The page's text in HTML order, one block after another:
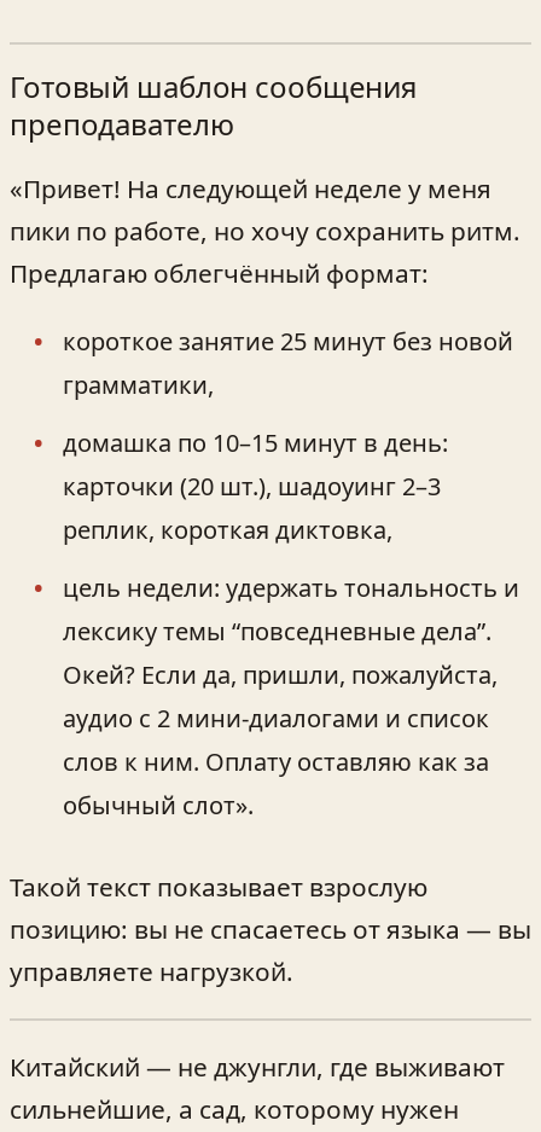
Готовый шаблон сообщения
преподавателю
«Привет! На следующей неделе у меня
пики по работе, но хочу сохранить ритм.
Предлагаю облегчённый формат:
короткое занятие 25 минут без новой
грамматики,
домашка по 10–15 минут в день:
карточки (20 шт.), шадоуинг 2–3
реплик, короткая диктовка,
цель недели: удержать тональность и
лексику темы “повседневные дела”.
Окей? Если да, пришли, пожалуйста,
аудио с 2 мини‑диалогами и список
слов к ним. Оплату оставляю как за
обычный слот».
Такой текст показывает взрослую
позицию: вы не спасаетесь от языка — вы
управляете нагрузкой.
Китайский — не джунгли, где выживают
сильнейшие, а сад, которому нужен